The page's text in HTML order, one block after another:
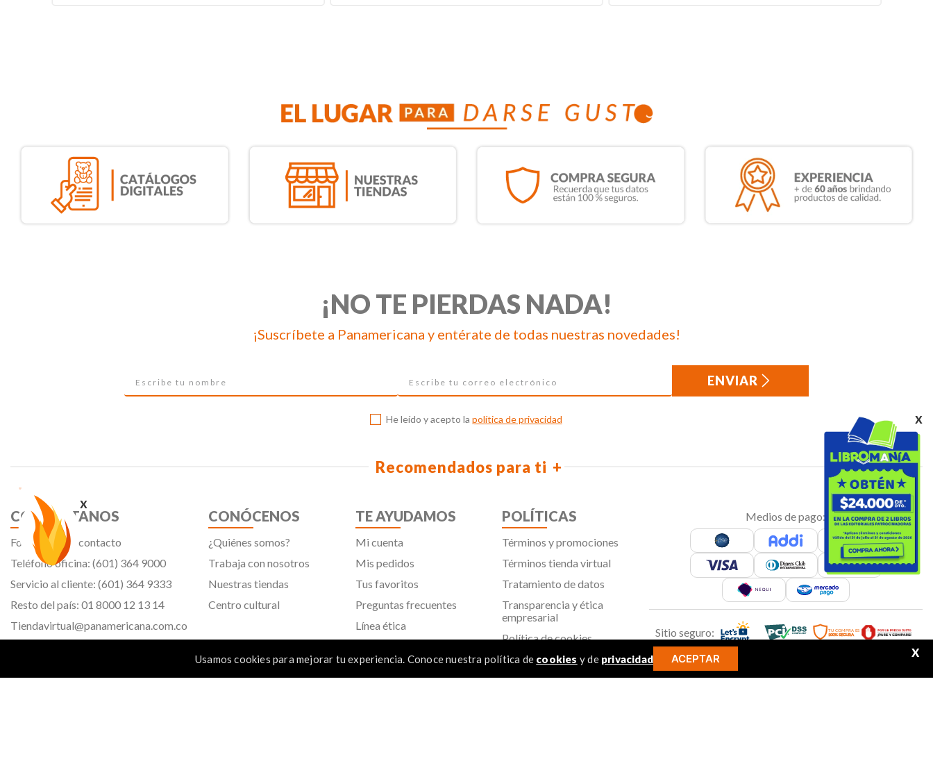
x
x
Usamos cookies para mejorar tu experiencia. Conoce nuestra política de cookies y de privacidad ACEPTAR X
¡NO TE PIERDAS NADA!
¡Suscríbete a Panamericana y entérate de todas nuestras novedades!
ENVIAR
He leído y acepto la política de privacidad
Recomendados para ti
CONTÁCTANOS
Formulario de contacto
Teléfono oficina: (601) 364 9000
Servicio al cliente: (601) 364 9333
Resto del país: 01 8000 12 13 14
Tiendavirtual@panamericana.com.co
CONÓCENOS
¿Quiénes somos?
Trabaja con nosotros
Nuestras tiendas
Centro cultural
TE AYUDAMOS
Mi cuenta
Mis pedidos
Tus favoritos
Preguntas frecuentes
Línea ética
POLÍTICAS
Términos y promociones
Términos tienda virtual
Tratamiento de datos
Transparencia y ética
empresarial
Política de cookies
Aviso de privacidad
SIC
Medios de pago:
Sitio seguro: